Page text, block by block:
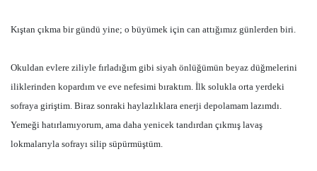
Kıştan çıkma bir gündü yine; o büyümek için can attığımız günlerden biri.
Okuldan evlere ziliyle fırladığım gibi siyah önlüğümün beyaz düğmelerini
iliklerinden kopardım ve eve nefesimi bıraktım. İlk solukla orta yerdeki
sofraya giriştim. Biraz sonraki haylazlıklara enerji depolamam lazımdı.
Yemeği hatırlamıyorum, ama daha yenicek tandırdan çıkmış lavaş
lokmalarıyla sofrayı silip süpürmüştüm.